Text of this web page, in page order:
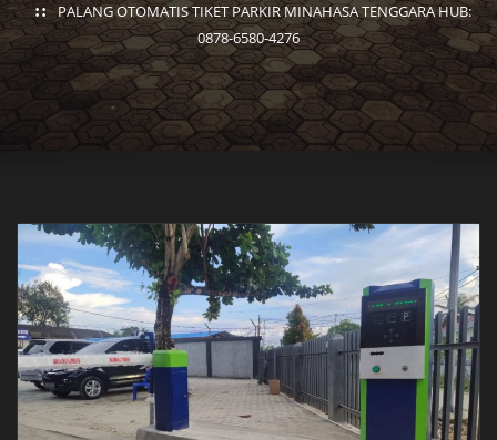
PALANG OTOMATIS TIKET PARKIR MINAHASA TENGGARA HUB:
0878-6580-4276